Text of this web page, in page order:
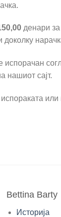
денари
доколку
нашиот сајт.
Bettina Barty
Историја